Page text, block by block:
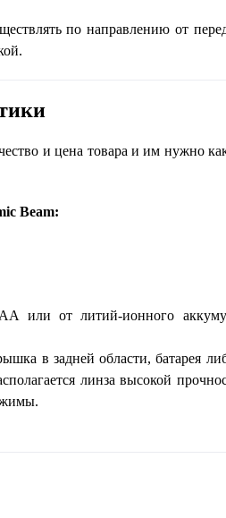
по направлению от
и цена товара и им нужно
Beam:
или от литий-ионного
в задней области, батарея
линза высокой